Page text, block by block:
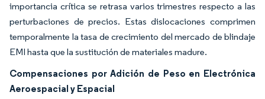
importancia crítica se retrasa varios trimestres respecto a las
perturbaciones de precios. Estas dislocaciones comprimen
temporalmente la tasa de crecimiento del mercado de blindaje
EMI hasta que la sustitución de materiales madure.
Compensaciones por Adición de Peso en Electrónica
Aeroespacial y Espacial